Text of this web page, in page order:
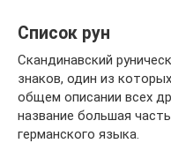
Список рун
Скандинавский
знаков, один из
общем описании всех
название большая
германского языка.